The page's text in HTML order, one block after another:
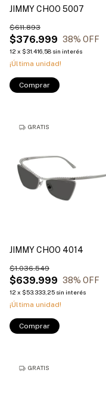
JIMMY CHOO 5007
$376.999
$611.893
38% OFF
12 x $31.416,58 sin interés
¡Última unidad!
Comprar
GRATIS
JIMMY CHOO 4014
$639.999
$1.036.549
38% OFF
12 x $53.333,25 sin interés
¡Última unidad!
Comprar
GRATIS